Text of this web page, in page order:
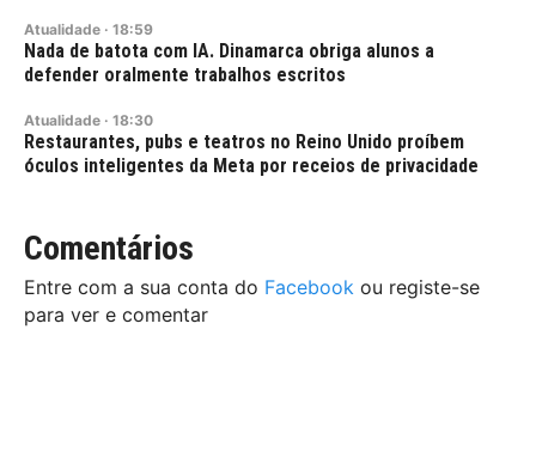
Atualidade · 18:59
Nada de batota com IA. Dinamarca obriga alunos a
defender oralmente trabalhos escritos
Atualidade · 18:30
Restaurantes, pubs e teatros no Reino Unido proíbem
óculos inteligentes da Meta por receios de privacidade
Comentários
Entre com a sua conta do Facebook ou registe-se
para ver e comentar